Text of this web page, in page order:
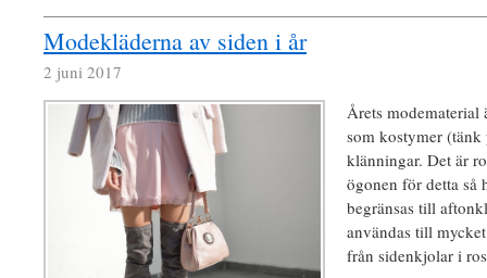
Modekläderna av siden i år
2 juni 2017
Årets modematerial
som kostymer
klänningar. Det är
ögonen för detta så
begränsas till
användas till
från sidenkjolar i